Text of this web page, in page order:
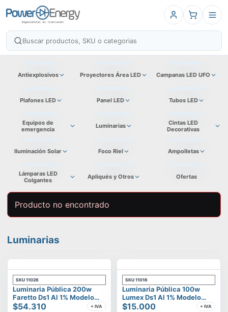
Antiexplosivos Proyectores Área LED Campanas LED UFO
Plafones LED Panel LED Tubos LED
Equipos de
emergencia
Luminarias
Cintas LED
Decorativas
Iluminación Solar Foco Riel Ampolletas
Lámparas LED
Colgantes
Apliqués y Otros Ofertas
Producto no encontrado
Luminarias
SKU 11026
Luminaria Pública 200w
Faretto Ds1 Al 1% Modelo
Calisto
$54.310 + IVA
SKU 11016
Luminaria Pública 100w
Lumex Ds1 Al 1% Modelo
Vega
$15.000 + IVA